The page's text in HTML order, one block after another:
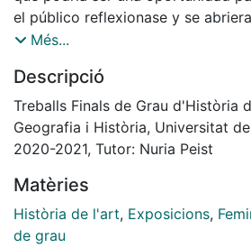
el público reflexionase y se
feminismo en la ciudad. Es por esta
descubrir cuál fue el impacto que
en la población. Para lograrlo
encuestas de satisfacción
centro al concluir su visita a las
reacciones interesantes vinculadas
reflexión que proponía la
de las hipótesis que tenemos es
Més...
Descripció
Treballs Finals de Grau d'Història
Geografia i Història, Universitat
2020-2021, Tutor: Nuria Peist
Matèries
Història de l'art, Exposicions,
de grau